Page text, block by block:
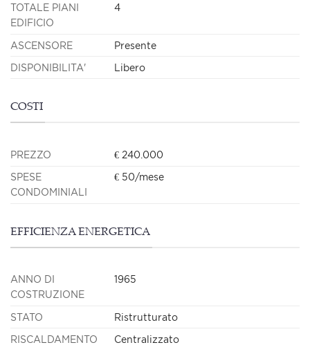
TOTALE PIANI
EDIFICIO
4
ASCENSORE Presente
DISPONIBILITA' Libero
COSTI
PREZZO € 240.000
SPESE
CONDOMINIALI
€ 50/mese
EFFICIENZA ENERGETICA
ANNO DI
COSTRUZIONE
1965
STATO Ristrutturato
RISCALDAMENTO Centralizzato